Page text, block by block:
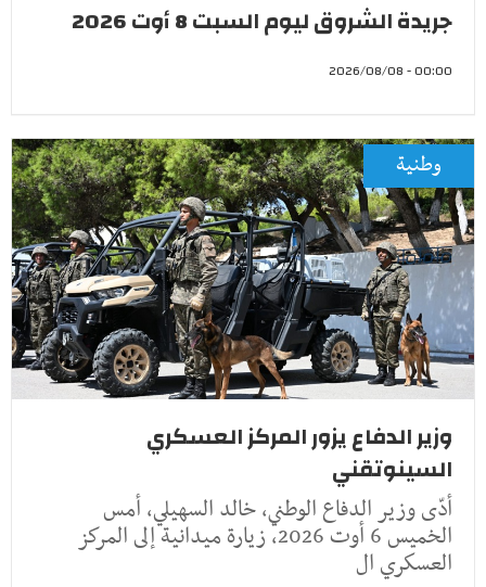
جريدة الشروق ليوم السبت 8 أوت 2026
00:00 - 2026/08/08
وطنية
وزير الدفاع يزور المركز العسكري
السينوتقني
أدّى وزير الدفاع الوطني، خالد السهيلي، أمس
الخميس 6 أوت 2026، زيارة ميدانية إلى المركز
العسكري ال